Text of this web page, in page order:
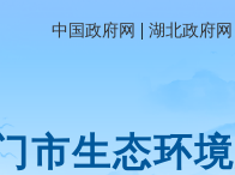
中国政府网 | 湖北政府网
市生态环